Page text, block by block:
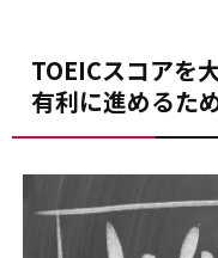
TOEICスコアを
有利に進めるた